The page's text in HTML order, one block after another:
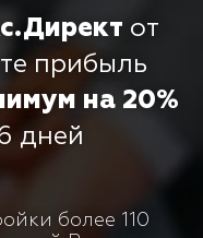
от
прибыль
на 20%
дней
более 110